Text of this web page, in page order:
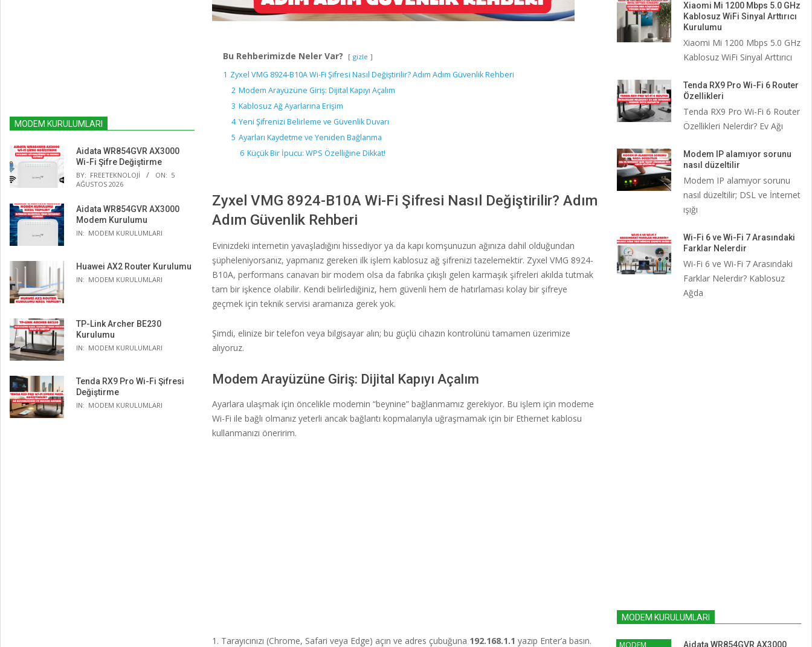
Bu Rehberimizde Neler Var? gizle
1 Zyxel VMG 8924-B10A Wi-Fi Şifresi Nasıl Değiştirilir? Adım Adım Güvenlik Rehberi
2 Modem Arayüzüne Giriş: Dijital Kapıyı Açalım
3 Kablosuz Ağ Ayarlarına Erişim
4 Yeni Şifrenizi Belirleme ve Güvenlik Duvarı
5 Ayarları Kaydetme ve Yeniden Bağlanma
6 Küçük Bir İpucu: WPS Özelliğine Dikkat!
Zyxel VMG 8924-B10A Wi-Fi Şifresi Nasıl Değiştirilir? Adım
Adım Güvenlik Rehberi
Evinizdeki internetin yavaşladığını hissediyor ya da kapı komşunuzun ağınıza dahil olduğundan
şüpheleniyorsanız, yapmanız gereken ilk işlem kablosuz ağ şifrenizi tazelemektir. Zyxel VMG 8924-
B10A, performans canavarı bir modem olsa da fabrika çıkışlı gelen karmaşık şifreleri akılda tutmak
tam bir işkence olabilir. Kendi belirlediğiniz, hem güvenli hem de hatırlaması kolay bir şifreye
geçmek için teknik servisi aramanıza gerek yok.
Şimdi, elinize bir telefon veya bilgisayar alın; bu güçlü cihazın kontrolünü tamamen üzerimize
alıyoruz.
Modem Arayüzüne Giriş: Dijital Kapıyı Açalım
Ayarlara ulaşmak için öncelikle modemin “beynine” bağlanmamız gerekiyor. Bu işlem için modeme
Wi-Fi ile bağlı olmanız yeterli ancak bağlantı kopmalarıyla uğraşmamak için bir Ethernet kablosu
kullanmanızı öneririm.
Tarayıcınızı (Chrome, Safari veya Edge) açın ve adres çubuğuna 192.168.1.1 yazıp Enter’a basın.
MODEM KURULUMLARI
Aidata WR854GVR AX3000
Wi-Fi Şifre Değiştirme
BY: FREETEKNOLOJI ON: 5
AĞUSTOS 2026
Aidata WR854GVR AX3000
Modem Kurulumu
IN: MODEM KURULUMLARI
Huawei AX2 Router Kurulumu
IN: MODEM KURULUMLARI
TP-Link Archer BE230
Kurulumu
IN: MODEM KURULUMLARI
Tenda RX9 Pro Wi-Fi Şifresi
Değiştirme
IN: MODEM KURULUMLARI
Xiaomi Mi 1200 Mbps 5.0 GHz
Kablosuz WiFi Sinyal Arttırıcı
Kurulumu
Xiaomi Mi 1200 Mbps 5.0 GHz
Kablosuz WiFi Sinyal Arttırıcı
Tenda RX9 Pro Wi-Fi 6 Router
Özellikleri
Tenda RX9 Pro Wi-Fi 6 Router
Özellikleri Nelerdir? Ev Ağı
Modem IP alamıyor sorunu
nasıl düzeltilir
Modem IP alamıyor sorunu
nasıl düzeltilir; DSL ve İnternet
ışığı
Wi-Fi 6 ve Wi-Fi 7 Arasındaki
Farklar Nelerdir
Wi-Fi 6 ve Wi-Fi 7 Arasındaki
Farklar Nelerdir? Kablosuz
Ağda
MODEM KURULUMLARI
MODEM Aidata WR854GVR AX3000